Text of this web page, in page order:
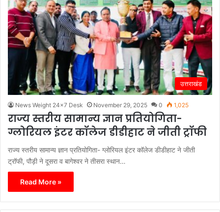
उत्तराखंड
News Weight 24x7 Desk November 29, 2025 0 1,025
राज्य स्तरीय सामान्य ज्ञान प्रतियोगिता-
ग्लोरियल इंटर कॉलेज डीडीहाट ने जीती ट्रॉफी
राज्य स्तरीय सामान्य ज्ञान प्रतियोगिता- ग्लोरियल इंटर कॉलेज डीडीहाट ने जीती
ट्रॉफी, पौड़ी ने दूसरा व बागेश्वर ने तीसरा स्थान…
Read More »